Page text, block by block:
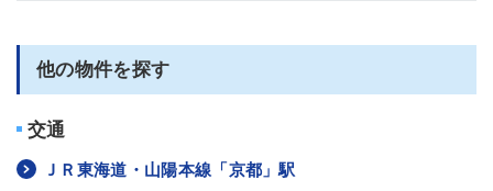
他の物件を探す
交通
ＪＲ東海道・山陽本線「京都」駅